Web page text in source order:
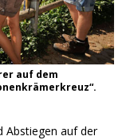
auf dem
Abstiegen auf der